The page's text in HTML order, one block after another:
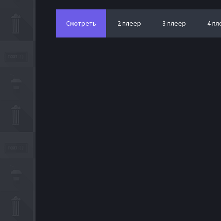
Смотреть 2 плеер 3 плеер 4